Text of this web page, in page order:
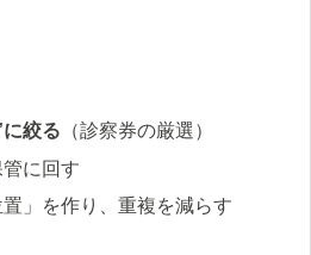
絞る （診察券の厳選）
に回す
」を作り、重複を減らす